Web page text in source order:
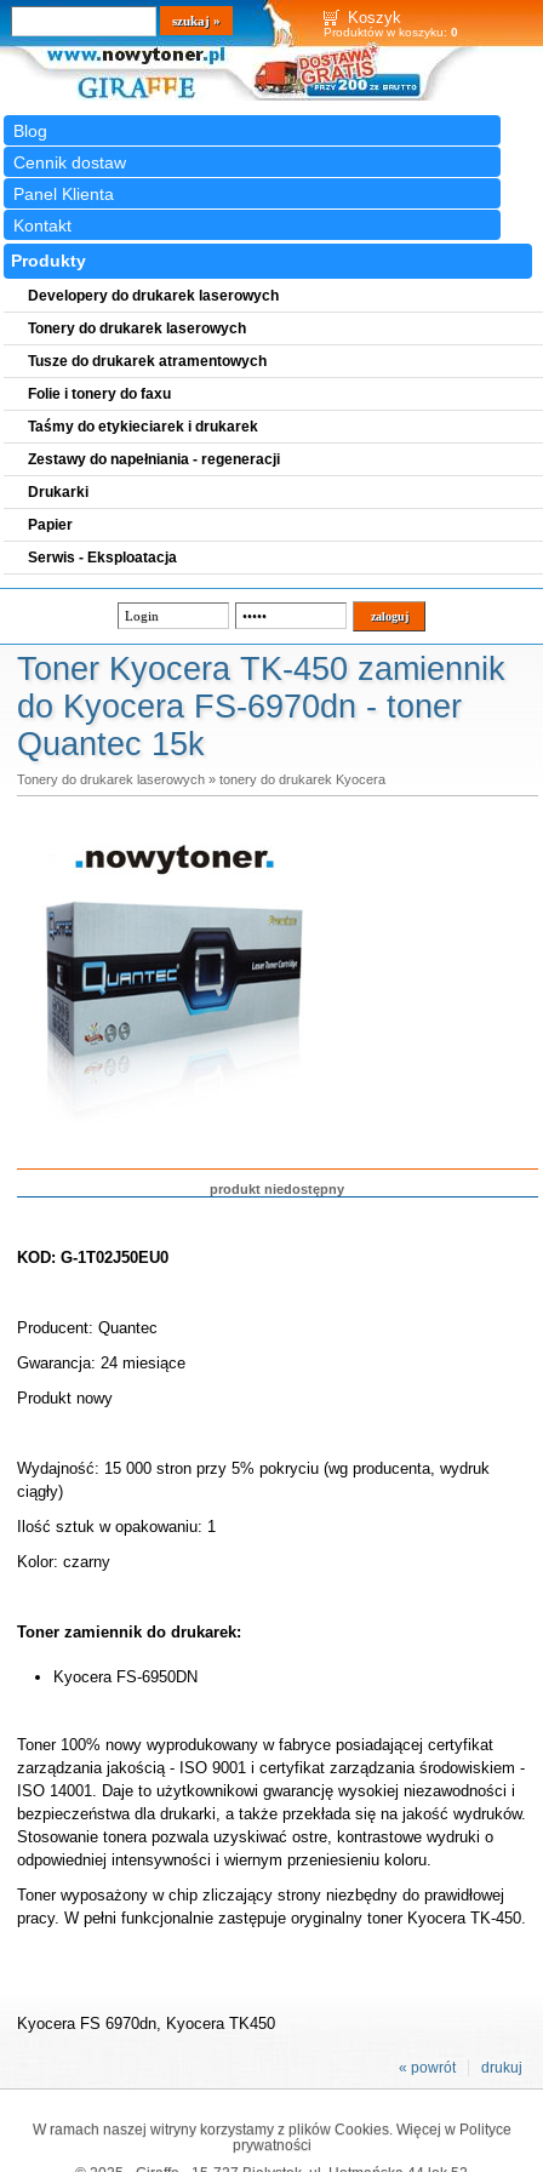
Koszyk
Produktów w koszyku: 0
Blog
Cennik dostaw
Panel Klienta
Kontakt
Wyszukiwarka
szukaj
Produkty
Developery do drukarek laserowych
Tonery do drukarek laserowych
Tusze do drukarek atramentowych
Folie i tonery do faxu
Taśmy do etykieciarek i drukarek
Zestawy do napełniania - regeneracji
Drukarki
Papier
Serwis - Eksploatacja
Toner Kyocera TK-450 zamiennik
do Kyocera FS-6970dn - toner
Quantec 15k
Tonery do drukarek laserowych» tonery do drukarek Kyocera
produkt niedostępny
KOD: G-1T02J50EU0
Producent: Quantec
Gwarancja: 24 miesiące
Produkt nowy
Wydajność: 15 000 stron przy 5% pokryciu (wg producenta, wydruk
ciągły)
Ilość sztuk w opakowaniu: 1
Kolor: czarny
Toner zamiennik do drukarek:
Kyocera FS-6950DN
Toner 100% nowy wyprodukowany w fabryce posiadającej certyfikat
zarządzania jakością - ISO 9001 i certyfikat zarządzania środowiskiem -
ISO 14001. Daje to użytkownikowi gwarancję wysokiej niezawodności i
bezpieczeństwa dla drukarki, a także przekłada się na jakość wydruków.
Stosowanie tonera pozwala uzyskiwać ostre, kontrastowe wydruki o
odpowiedniej intensywności i wiernym przeniesieniu koloru.
Toner wyposażony w chip zliczający strony niezbędny do prawidłowej
pracy. W pełni funkcjonalnie zastępuje oryginalny toner Kyocera TK-450.
Kyocera FS 6970dn, Kyocera TK450
drukuj
« powrót
W ramach naszej witryny korzystamy z plików Cookies. Więcej w Polityce
prywatności